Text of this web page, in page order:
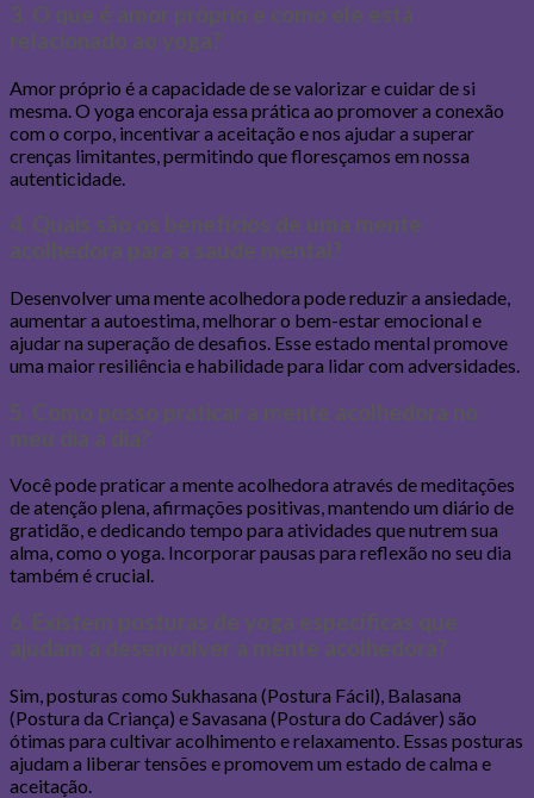
3. O que é amor próprio e como ele está
relacionado ao yoga?
Amor próprio é a capacidade de se valorizar e cuidar de si
mesma. O yoga encoraja essa prática ao promover a conexão
com o corpo, incentivar a aceitação e nos ajudar a superar
crenças limitantes, permitindo que floresçamos em nossa
autenticidade.
4. Quais são os benefícios de uma mente
acolhedora para a saúde mental?
Desenvolver uma mente acolhedora pode reduzir a ansiedade,
aumentar a autoestima, melhorar o bem-estar emocional e
ajudar na superação de desafios. Esse estado mental promove
uma maior resiliência e habilidade para lidar com adversidades.
5. Como posso praticar a mente acolhedora no
meu dia a dia?
Você pode praticar a mente acolhedora através de meditações
de atenção plena, afirmações positivas, mantendo um diário de
gratidão, e dedicando tempo para atividades que nutrem sua
alma, como o yoga. Incorporar pausas para reflexão no seu dia
também é crucial.
6. Existem posturas de yoga específicas que
ajudam a desenvolver a mente acolhedora?
Sim, posturas como Sukhasana (Postura Fácil), Balasana
(Postura da Criança) e Savasana (Postura do Cadáver) são
ótimas para cultivar acolhimento e relaxamento. Essas posturas
ajudam a liberar tensões e promovem um estado de calma e
aceitação.